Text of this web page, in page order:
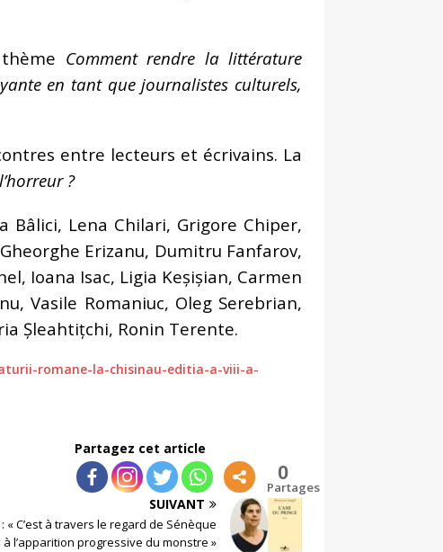
Comment rendre la littérature
en tant que journalistes culturels,
entre lecteurs et écrivains. La
?
Bâlici, Lena Chilari, Grigore Chiper,
Erizanu, Dumitru Fanfarov,
Ioana Isac, Ligia Keșișian, Carmen
Vasile Romaniuc, Oleg Serebrian,
Șleahtițchi, Ronin Terente.
romane-la-chisinau-editia-a-viii-a-
Partagez cet article
0
Partages
SUIVANT
« C’est à travers le regard de Sénèque
l’apparition progressive du monstre »